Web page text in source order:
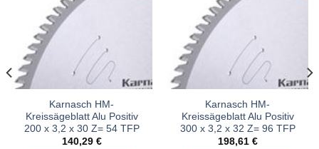
Karnasch HM-
Kreissägeblatt Alu Positiv
200 x 3,2 x 30 Z= 54 TFP
140,29 €
Karnasch HM-
Kreissägeblatt Alu Positiv
300 x 3,2 x 32 Z= 96 TFP
198,61 €